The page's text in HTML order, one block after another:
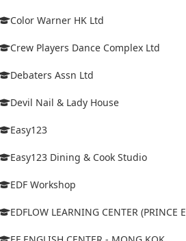
Color Warner HK Ltd
Crew Players Dance Complex Ltd
Debaters Assn Ltd
Devil Nail & Lady House
Easy123
Easy123 Dining & Cook Studio
EDF Workshop
EDFLOW LEARNING CENTER (PRINCE